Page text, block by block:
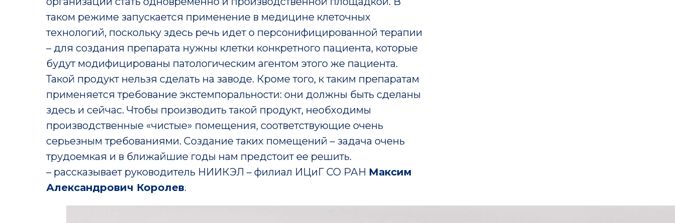
таком режиме запускается применение в медицине клеточных
технологий, поскольку здесь речь идет о персонифицированной терапии
– для создания препарата нужны клетки конкретного пациента, которые
будут модифицированы патологическим агентом этого же пациента.
Такой продукт нельзя сделать на заводе. Кроме того, к таким препаратам
применяется требование экстемпоральности: они должны быть сделаны
здесь и сейчас. Чтобы производить такой продукт, необходимы
производственные «чистые» помещения, соответствующие очень
серьезным требованиями. Создание таких помещений – задача очень
трудоемкая и в ближайшие годы нам предстоит ее решить.
– рассказывает руководитель НИИКЭЛ – филиал ИЦиГ СО РАН Максим
Александрович Королев.